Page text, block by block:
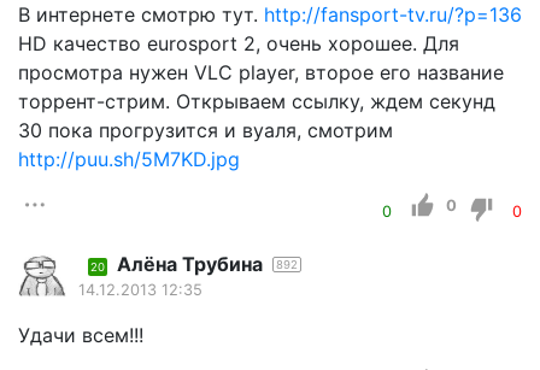
В интернете смотрю тут. http://fansport-tv.ru/?p=136
HD качество eurosport 2, очень хорошее. Для
просмотра нужен VLC player, второе его название
торрент-стрим. Открываем ссылку, ждем секунд
30 пока прогрузится и вуаля, смотрим
http://puu.sh/5M7KD.jpg
0 0 0
20 Алёна Трубина 892
14.12.2013 12:35
Удачи всем!!!